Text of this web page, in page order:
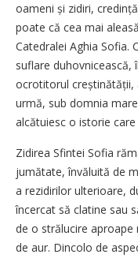
oameni și zidiri,
poate că cea mai
Catedralei Aghia Sofia.
suflare duhovnicească,
ocrotitorul creștinătății,
urmă, sub domnia
alcătuiesc o istorie
Zidirea Sfintei Sofia
jumătate, învăluită de
a rezidirilor ulterioare,
încercat să clatine sau
de o strălucire aproape
de aur. Dincolo de